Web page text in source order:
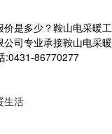
是多少？鞍山电采暖工
司专业承接鞍山电采暖
:0431-86770277
生活